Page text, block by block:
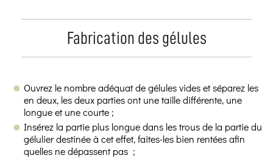
Fabrication des gélules
Ouvrez le nombre adéquat de gélules vides et séparez les
en deux, les deux parties ont une taille différente, une
longue et une courte ;
Insérez la partie plus longue dans les trous de la partie du
gélulier destinée à cet effet, faites-les bien rentées afin
quelles ne dépassent pas ;